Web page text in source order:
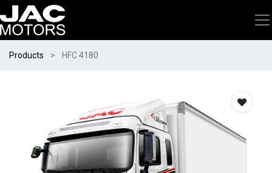
Products HFC 4180